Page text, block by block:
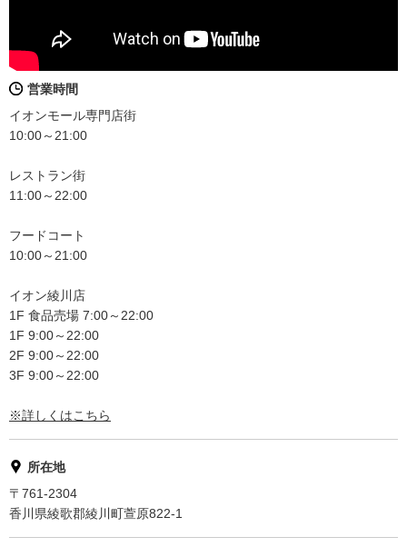
営業時間
イオンモール専門店街
10:00～21:00
レストラン街
11:00～22:00
フードコート
10:00～21:00
イオン綾川店
1F 食品売場 7:00～22:00
1F 9:00～22:00
2F 9:00～22:00
3F 9:00～22:00
※詳しくはこちら
所在地
〒761-2304
香川県綾歌郡綾川町萱原822-1